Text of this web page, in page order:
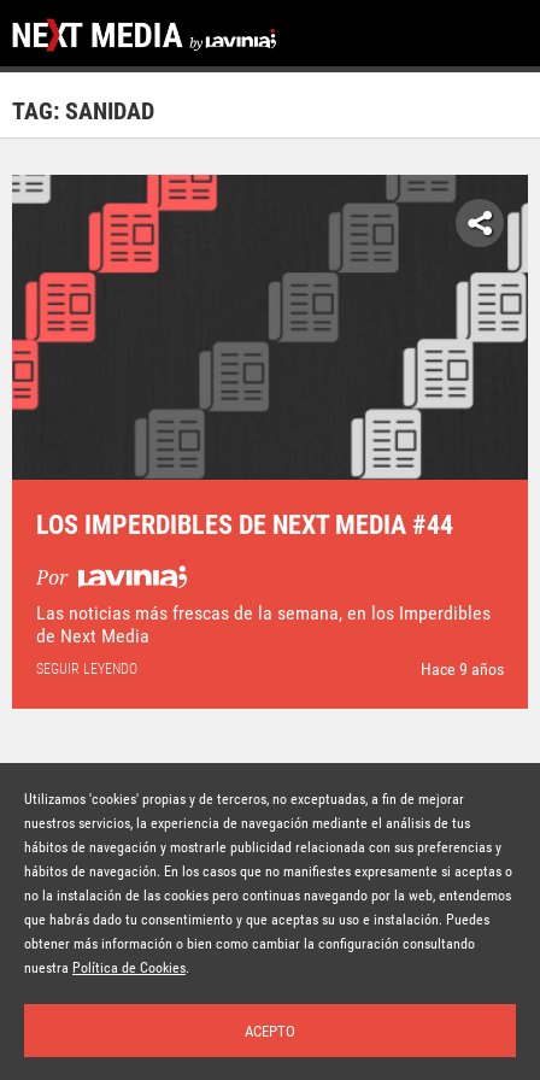
Inicio Temas Autores Nosotros Buscar Suscríbete
TAG: SANIDAD
LOS IMPERDIBLES DE NEXT MEDIA #44
Por
Las noticias más frescas de la semana, en los Imperdibles
de Next Media
SEGUIR LEYENDO Hace 9 años
Suscríbete a la newsletter
© Copyright Lavinia 2026 –www.lavinia.tc
Nota Legal
Contacto Política de privacidad
Condiciones de uso
Utilizamos 'cookies' propias y de terceros, no exceptuadas, a fin de mejorar
nuestros servicios, la experiencia de navegación mediante el análisis de tus
hábitos de navegación y mostrarle publicidad relacionada con sus preferencias y
hábitos de navegación. En los casos que no manifiestes expresamente si aceptas o
no la instalación de las cookies pero continuas navegando por la web, entendemos
que habrás dado tu consentimiento y que aceptas su uso e instalación. Puedes
obtener más información o bien como cambiar la configuración consultando
nuestra Política de Cookies.
ACEPTO